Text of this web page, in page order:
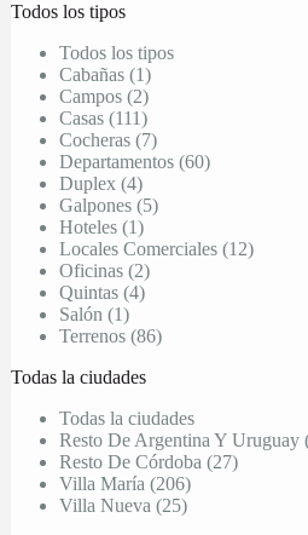
Todos los tipos
Todos los tipos
Cabañas (1)
Campos (2)
Casas (111)
Cocheras (7)
Departamentos (60)
Duplex (4)
Galpones (5)
Hoteles (1)
Locales Comerciales (12)
Oficinas (2)
Quintas (4)
Salón (1)
Terrenos (86)
Todas la ciudades
Todas la ciudades
Resto De Argentina Y Uruguay
Resto De Córdoba (27)
Villa María (206)
Villa Nueva (25)